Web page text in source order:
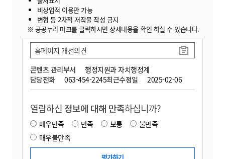
비상업적 이용만 가능
변형 등 2차적 저작물 작성 금지
※ 공공누리 마크를 클릭하시면 상세내용을 확인 하실 수 있습니다.
콘텐츠 관리부서
행정지원과 자치행정계
담당전화
063-454-2245최근수정일 2025-02-06
홈페이지 개선의견
열람하신 정보에 대해 만족하십니까?
매우만족 만족 보통
불만족
매우불만족